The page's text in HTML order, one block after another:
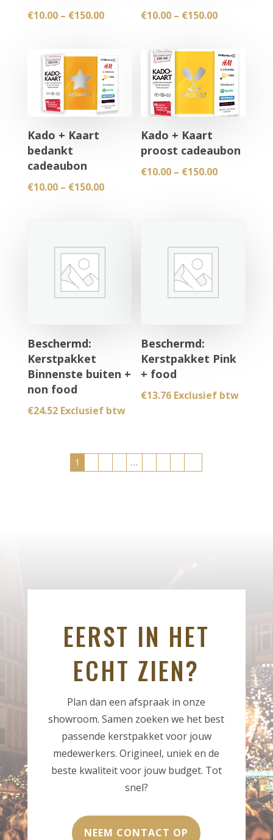
€10.00 – €150.00Price
through
€150.00
€10.00 – €150.00Price
through
€150.00
Kado + Kaart
bedankt
cadeaubon
€10.00 – €150.00Price
€150.00
Kado + Kaart
proost cadeaubon
€10.00 – €150.00Price
Beschermd:
Kerstpakket
Binnenste buiten +
non food
€24.52 Exclusief btw
Beschermd:
Kerstpakket Pink
+ food
€13.76 Exclusief btw
1 …
EERST IN HET
ECHT ZIEN?
Plan dan een afspraak in onze
showroom. Samen zoeken we het best
passende kerstpakket voor jouw
medewerkers. Origineel, uniek en de
beste kwaliteit voor jouw budget. Tot
snel?
NEEM CONTACT OP